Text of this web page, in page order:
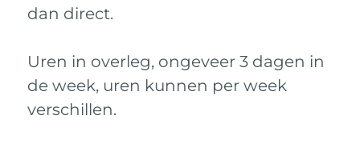
dan direct.
Uren in overleg, ongeveer 3 dagen in
de week, uren kunnen per week
verschillen.